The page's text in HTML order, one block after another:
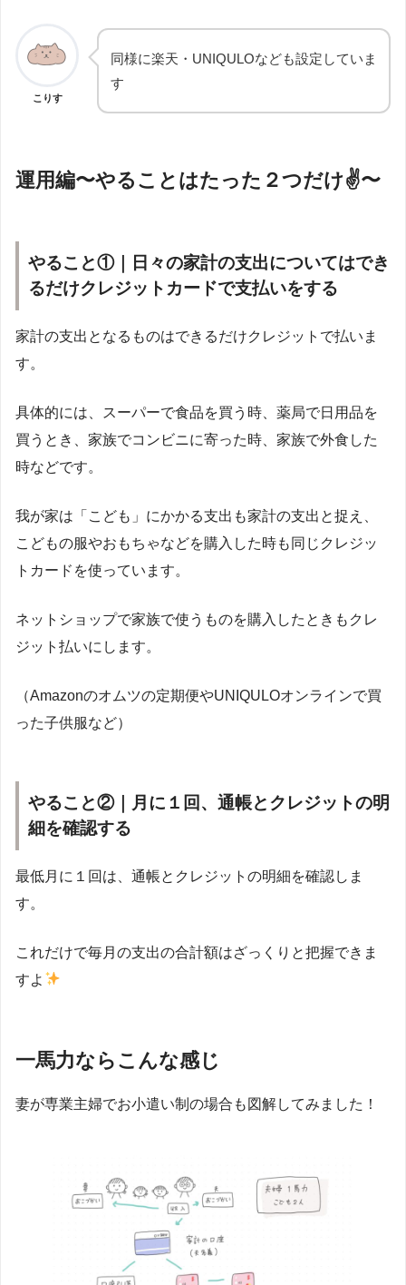
こりす
同様に楽天・UNIQULOなども設定していま
す
運用編〜やることはたった２つだけ✌️〜
やること①｜日々の家計の支出についてはでき
るだけクレジットカードで支払いをする
家計の支出となるものはできるだけクレジットで払いま
す。
具体的には、スーパーで食品を買う時、薬局で日用品を
買うとき、家族でコンビニに寄った時、家族で外食した
時などです。
我が家は「こども」にかかる支出も家計の支出と捉え、
こどもの服やおもちゃなどを購入した時も同じクレジッ
トカードを使っています。
ネットショップで家族で使うものを購入したときもクレ
ジット払いにします。
（Amazonのオムツの定期便やUNIQULOオンラインで買
った子供服など）
やること②｜月に１回、通帳とクレジットの明
細を確認する
最低月に１回は、通帳とクレジットの明細を確認しま
す。
これだけで毎月の支出の合計額はざっくりと把握できま
すよ
一馬力ならこんな感じ
妻が専業主婦でお小遣い制の場合も図解してみました！